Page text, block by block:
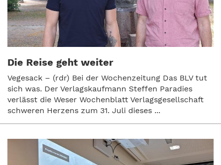
Die Reise geht weiter
Vegesack – (rdr) Bei der Wochenzeitung Das BLV tut
sich was. Der Verlagskaufmann Steffen Paradies
verlässt die Weser Wochenblatt Verlagsgesellschaft
schweren Herzens zum 31. Juli dieses ...